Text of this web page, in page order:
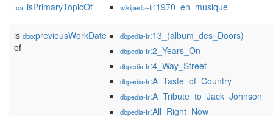
foaf:isPrimaryTopicOf wikipedia-fr:1970_en_musique
is dbo:previousWorkDate
of
dbpedia-fr:13_(album_des_Doors)
dbpedia-fr:2_Years_On
dbpedia-fr:4_Way_Street
dbpedia-fr:A_Taste_of_Country
dbpedia-fr:A_Tribute_to_Jack_Johnson
dbpedia-fr:All_Right_Now